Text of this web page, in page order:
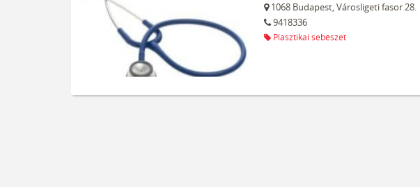
1068 Budapest,Városligeti fasor 28.
9418336
Plasztikai sebészet